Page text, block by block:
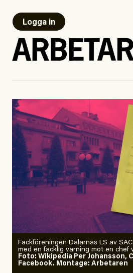
Logga in
Fackföreningen Dalarnas LS av
med en facklig varning mot en chef
Foto: Wikipedia Per Johansson,
Facebook. Montage: Arbetaren